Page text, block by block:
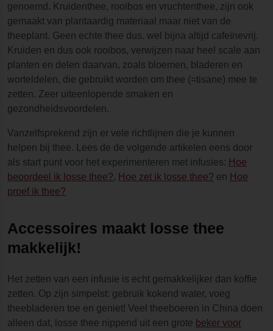
genoemd. Kruidenthee, rooibos en vruchtenthee, zijn ook
gemaakt van plantaardig materiaal maar niet van de
theeplant. Geen echte thee dus. wel bijna altijd cafeïnevrij.
Kruiden en dus ook rooibos, verwijzen naar heel scale aan
planten en delen daarvan, zoals bloemen, bladeren en
worteldelen, die gebruikt worden om thee (=tisane) mee te
zetten. Zeer uiteenlopende smaken en
gezondheidsvoordelen.
Vanzelfsprekend zijn er vele richtlijnen die je kunnen
helpen bij thee. Lees de de volgende artikelen eens door
als start punt voor het experimenteren met infusies: Hoe
beoordeel ik losse thee?, Hoe zet ik losse thee? en Hoe
proef ik thee?
Accessoires maakt losse thee
makkelijk!
Het zetten van een infusie is echt gemakkelijker dan koffie
zetten. Op zijn simpelst: gebruik kokend water, voeg
theebladeren toe en geniet! Veel theeboeren in China doen
alleen dat, losse thee nippend uit een grote beker voor